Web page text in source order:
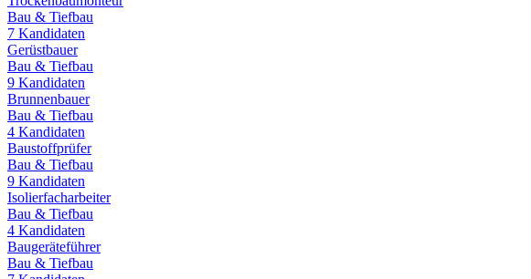
Bau & Tiefbau
7 Kandidaten
Gerüstbauer
Bau & Tiefbau
9 Kandidaten
Brunnenbauer
Bau & Tiefbau
4 Kandidaten
Baustoffprüfer
Bau & Tiefbau
9 Kandidaten
Isolierfacharbeiter
Bau & Tiefbau
4 Kandidaten
Baugeräteführer
Bau & Tiefbau